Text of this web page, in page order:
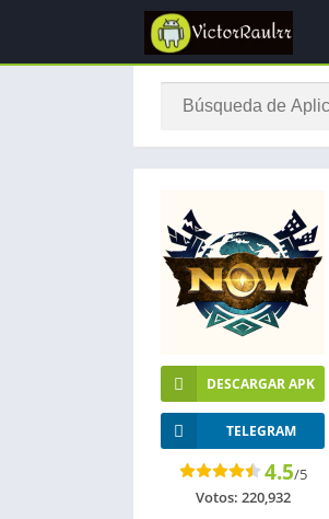
DESCARGAR APK
TELEGRAM
4.5/5
Votos: 220,932